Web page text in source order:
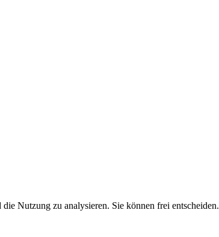
Nutzung zu analysieren. Sie können frei entscheiden.